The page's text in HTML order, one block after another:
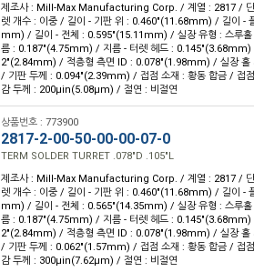
제조사 : Mill-Max Manufacturing Corp. / 계열 : 2817 / 단
렛 개수 : 이중 / 길이 - 기판 위 : 0.460"(11.68mm) / 길이 -
mm) / 길이 - 전체 : 0.595"(15.11mm) / 실장 유형 : 스루홀
름 : 0.187"(4.75mm) / 지름 - 터렛 헤드 : 0.145"(3.68mm)
2"(2.84mm) / 적층형 측면 ID : 0.078"(1.98mm) / 실장
/ 기판 두께 : 0.094"(2.39mm) / 접점 소재 : 황동 합금 / 접
감 두께 : 200µin(5.08µm) / 절연 : 비절연
상품번호 : 773900
2817-2-00-50-00-00-07-0
TERM SOLDER TURRET .078"D .105"L
제조사 : Mill-Max Manufacturing Corp. / 계열 : 2817 / 단
렛 개수 : 이중 / 길이 - 기판 위 : 0.460"(11.68mm) / 길이 -
mm) / 길이 - 전체 : 0.565"(14.35mm) / 실장 유형 : 스루홀
름 : 0.187"(4.75mm) / 지름 - 터렛 헤드 : 0.145"(3.68mm)
2"(2.84mm) / 적층형 측면 ID : 0.078"(1.98mm) / 실장
/ 기판 두께 : 0.062"(1.57mm) / 접점 소재 : 황동 합금 / 접
감 두께 : 300µin(7.62µm) / 절연 : 비절연